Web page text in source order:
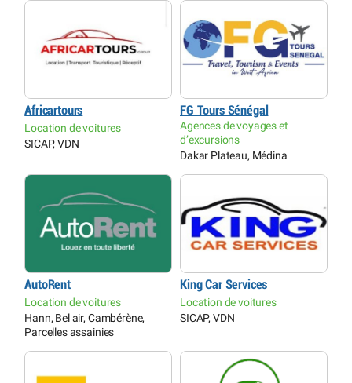
Africartours
Location de voitures
SICAP, VDN
FG Tours Sénégal
Agences de voyages et
d’excursions
Dakar Plateau, Médina
AutoRent
Location de voitures
Hann, Bel air, Cambérène,
Parcelles assainies
King Car Services
Location de voitures
SICAP, VDN